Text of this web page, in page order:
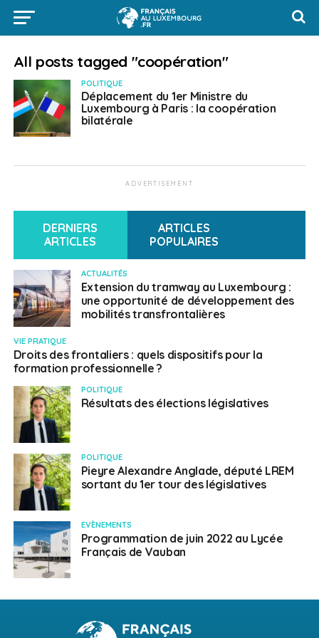
All posts tagged "coopération"
POLITIQUE
Déplacement du 1er Ministre du
Luxembourg à Paris : la coopération
bilatérale
ADVERTISEMENT
DERNIERS
ARTICLES
ARTICLES
POPULAIRES
ACTUALITÉS
Extension du tramway au Luxembourg :
une opportunité de développement des
mobilités transfrontalières
VIE PRATIQUE
Droits des frontaliers : quels dispositifs pour la
formation professionnelle ?
POLITIQUE
Résultats des élections législatives
POLITIQUE
Pieyre Alexandre Anglade, député LREM
sortant du 1er tour des législatives
EVÈNEMENTS
Programmation de juin 2022 au Lycée
Français de Vauban